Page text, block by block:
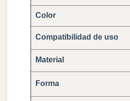
Color
Compatibilidad de uso
Material
Forma